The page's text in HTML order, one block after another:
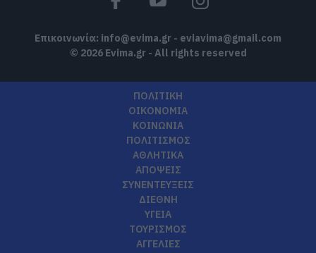
Επικοινωνία: info@evima.gr - eviavima@gmail.com
© 2026 Evima.gr - All rights reserved
ΠΟΛΙΤΙΚΗ
ΟΙΚΟΝΟΜΙΑ
ΚΟΙΝΩΝΙΑ
ΠΟΛΙΤΙΣΜΟΣ
ΑΘΛΗΤΙΚΑ
ΑΠΟΨΕΙΣ
ΣΥΝΕΝΤΕΥΞΕΙΣ
ΔΙΕΘΝΗ
ΥΓΕΙΑ
ΤΟΥΡΙΣΜΟΣ
ΑΓΓΕΛΙΕΣ